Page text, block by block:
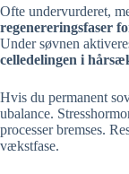
Ofte undervurderet,
regenereringsfaser
Under søvnen
celledelingen i
Hvis du permanent
ubalance.
processer bremses.
vækstfase.